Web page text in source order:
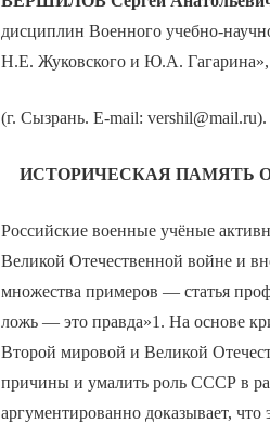
дисциплин Военного учебно-
Н.Е. Жуковского и Ю.А. Гагарина»,
(г. Сызрань. E-mail: vershil@mail.ru).
ИСТОРИЧЕСКАЯ ПАМЯТЬ
Российские военные учёные
Великой Отечественной войне и
множества примеров — статья
ложь — это правда»1. На основе
Второй мировой и Великой
причины и умалить роль СССР в
аргументированно доказывает,